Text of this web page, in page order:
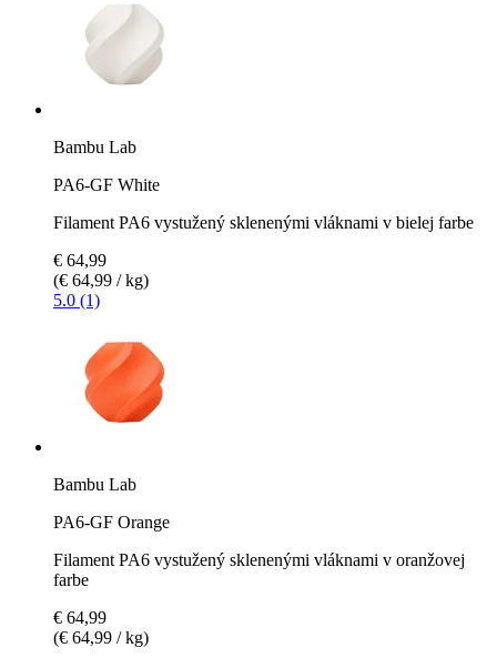
Bambu Lab
PA6-GF White
Filament PA6 vystužený sklenenými vláknami v bielej farbe
€ 64,99
(€ 64,99 / kg)
5.0 (1)
Bambu Lab
PA6-GF Orange
Filament PA6 vystužený sklenenými vláknami v oranžovej
farbe
€ 64,99
(€ 64,99 / kg)